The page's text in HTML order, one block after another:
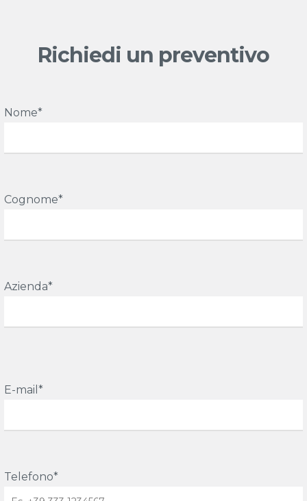
Richiedi un preventivo
Nome*
Cognome*
Azienda*
E-mail*
Telefono*